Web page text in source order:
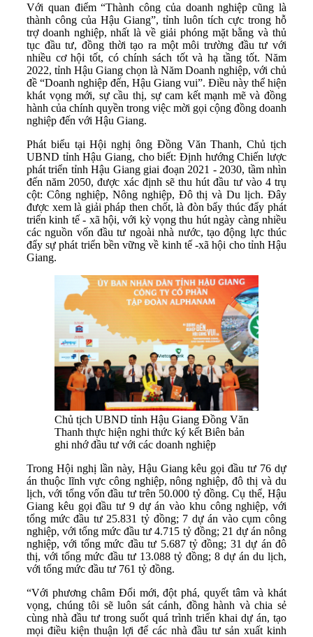
Với quan điểm “Thành công của doanh nghiệp cũng là
thành công của Hậu Giang”, tỉnh luôn tích cực trong hỗ
trợ doanh nghiệp, nhất là về giải phóng mặt bằng và thủ
tục đầu tư, đồng thời tạo ra một môi trường đầu tư với
nhiều cơ hội tốt, có chính sách tốt và hạ tầng tốt. Năm
2022, tỉnh Hậu Giang chọn là Năm Doanh nghiệp, với chủ
đề “Doanh nghiệp đến, Hậu Giang vui”. Điều này thể hiện
khát vọng mới, sự cầu thị, sự cam kết mạnh mẽ và đồng
hành của chính quyền trong việc mời gọi cộng đồng doanh
nghiệp đến với Hậu Giang.
Phát biểu tại Hội nghị ông Đồng Văn Thanh, Chủ tịch
UBND tỉnh Hậu Giang, cho biết: Định hướng Chiến lược
phát triển tỉnh Hậu Giang giai đoạn 2021 - 2030, tầm nhìn
đến năm 2050, được xác định sẽ thu hút đầu tư vào 4 trụ
cột: Công nghiệp, Nông nghiệp, Đô thị và Du lịch. Đây
được xem là giải pháp then chốt, là đòn bẩy thúc đẩy phát
triển kinh tế - xã hội, với kỳ vọng thu hút ngày càng nhiều
các nguồn vốn đầu tư ngoài nhà nước, tạo động lực thúc
đẩy sự phát triển bền vững về kinh tế -xã hội cho tỉnh Hậu
Giang.
Chủ tịch UBND tỉnh Hậu Giang Đồng Văn
Thanh thực hiện nghi thức ký kết Biên bản
ghi nhớ đầu tư với các doanh nghiệp
Trong Hội nghị lần này, Hậu Giang kêu gọi đầu tư 76 dự
án thuộc lĩnh vực công nghiệp, nông nghiệp, đô thị và du
lịch, với tổng vốn đầu tư trên 50.000 tỷ đồng. Cụ thể, Hậu
Giang kêu gọi đầu tư 9 dự án vào khu công nghiệp, với
tổng mức đầu tư 25.831 tỷ đồng; 7 dự án vào cụm công
nghiệp, với tổng mức đầu tư 4.715 tỷ đồng; 21 dự án nông
nghiệp, với tổng mức đầu tư 5.687 tỷ đồng; 31 dự án đô
thị, với tổng mức đầu tư 13.088 tỷ đồng; 8 dự án du lịch,
với tổng mức đầu tư 761 tỷ đồng.
“Với phương châm Đổi mới, đột phá, quyết tâm và khát
vọng, chúng tôi sẽ luôn sát cánh, đồng hành và chia sẻ
cùng nhà đầu tư trong suốt quá trình triển khai dự án, tạo
mọi điều kiện thuận lợi để các nhà đầu tư sản xuất kinh